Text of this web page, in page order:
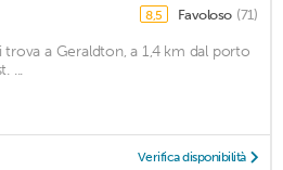
8,5 Favoloso (71)
a Geraldton, a 1,4 km dal porto
...
Verifica disponibilità